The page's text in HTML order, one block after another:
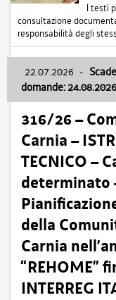
I testi
consultazione
responsabilità degli
22.07.2026 -
domande:
316/26 –
Carnia –
TECNICO –
determinato
della
Carnia
“REHOME”
INTERREG